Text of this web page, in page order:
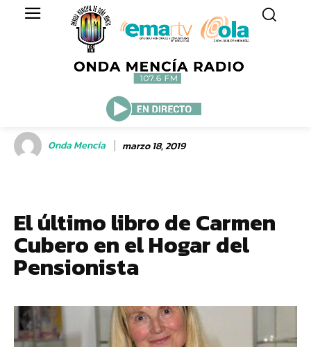
Onda Mencía marzo 18, 2019
El último libro de Carmen
Cubero en el Hogar del
Pensionista